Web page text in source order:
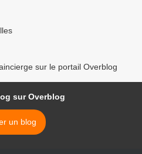
sur le portail Overblog
sur Overblog
un blog